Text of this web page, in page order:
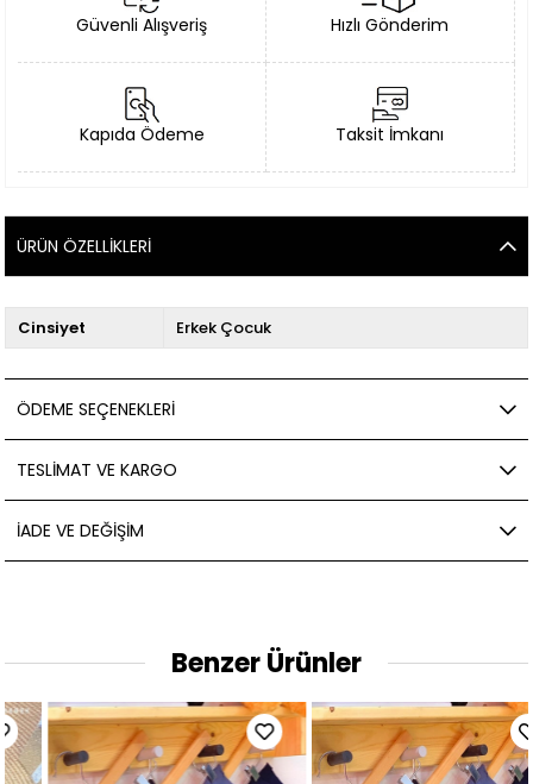
Güvenli Alışveriş Hızlı Gönderim
Kapıda Ödeme Taksit İmkanı
ÜRÜN ÖZELLIKLERI
Cinsiyet Erkek Çocuk
ÖDEME SEÇENEKLERI
TESLIMAT VE KARGO
İADE VE DEĞIŞIM
Benzer Ürünler